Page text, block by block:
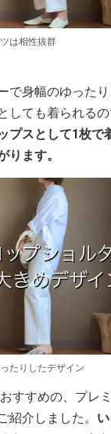
は相性抜群
で身幅のゆった
しても着られる
プスとして1枚
ります。
たりしたデザイン
すすめの、プレ
紹介しました。